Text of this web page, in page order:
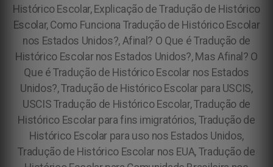
Histórico Escolar, Explicação de Tradução de Histórico
Escolar, Como Funciona Tradução de Histórico Escolar
nos Estados Unidos?, Afinal? O Que é Tradução de
Histórico Escolar nos Estados Unidos?, Mas Afinal? O
Que é Tradução de Histórico Escolar nos Estados
Unidos?, Tradução de Histórico Escolar para USCIS,
USCIS Tradução de Histórico Escolar, Tradução de
Histórico Escolar para fins imigratórios, Tradução de
Histórico Escolar para uso nos Estados Unidos,
Tradução de Histórico Escolar nos EUA, Tradução de